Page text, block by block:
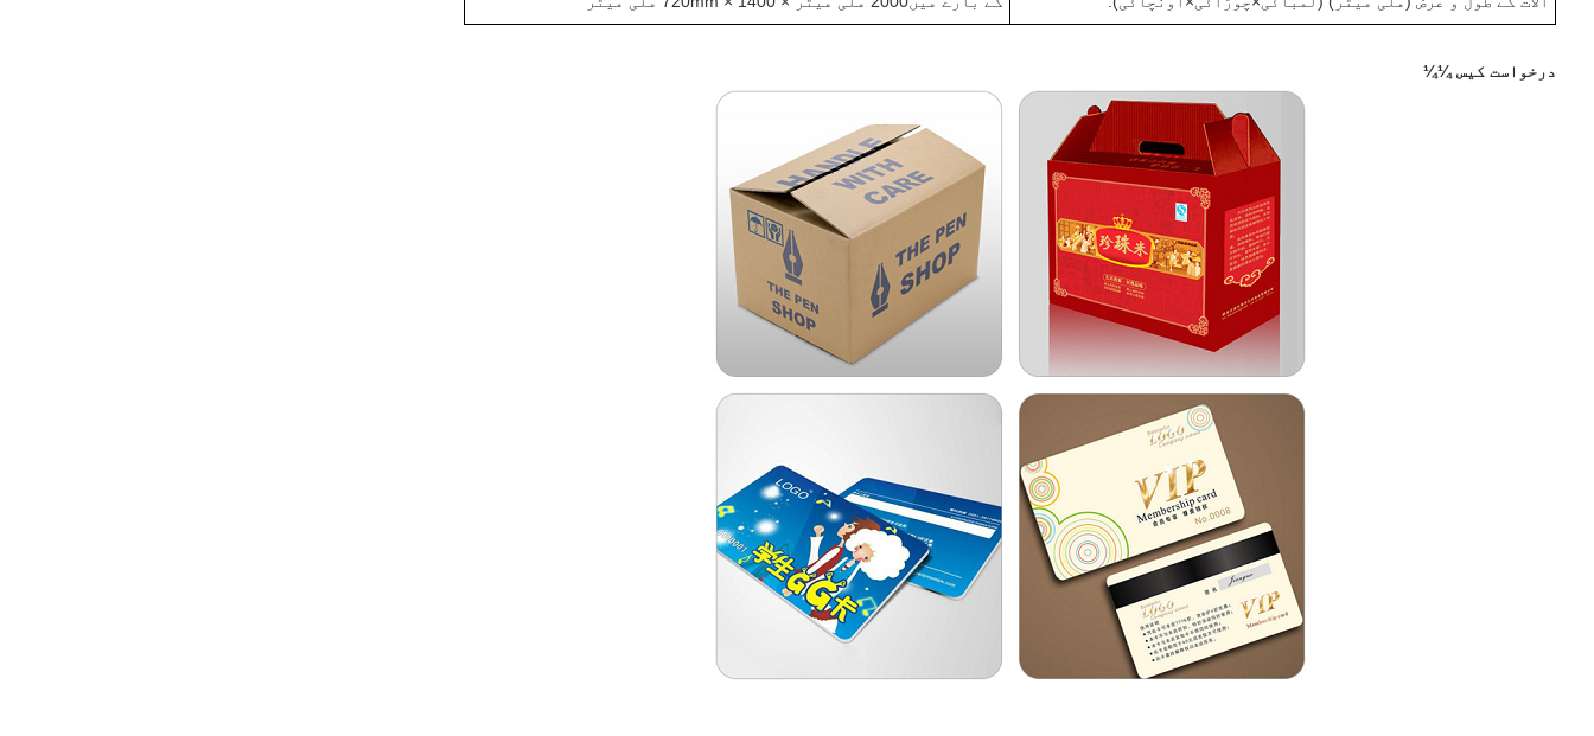
درخواست کیس ¼¼